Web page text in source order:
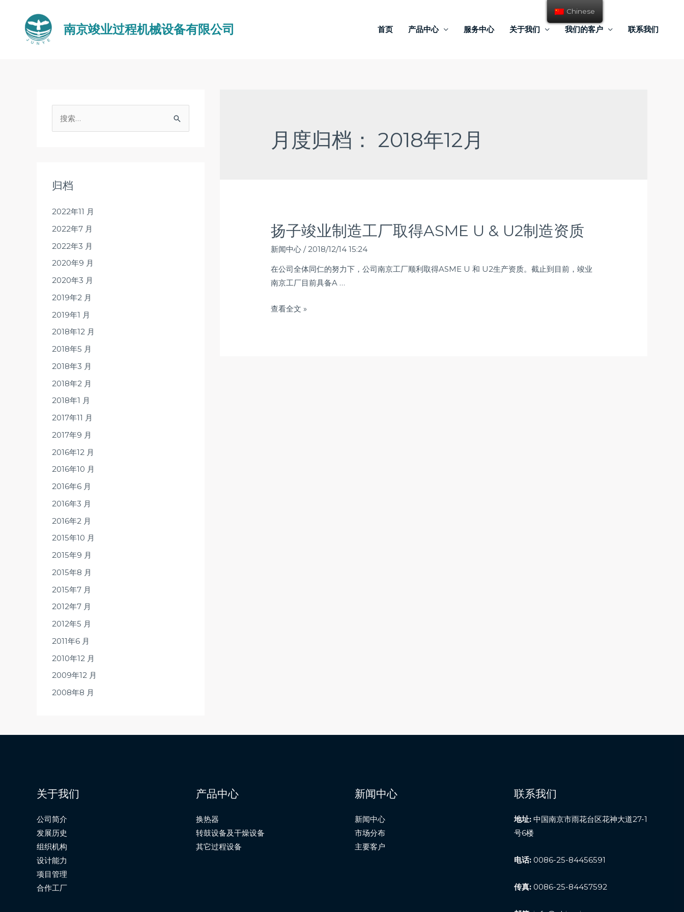
南京竣业过程机械设备有限公司 首页 产品中心 服务中心 关于我们 我们的客户 联系我们
归档
2022年11 月
2022年7 月
2022年3 月
2020年9 月
2020年3 月
2019年2 月
2019年1 月
2018年12 月
2018年5 月
2018年3 月
2018年2 月
2018年1 月
2017年11 月
2017年9 月
2016年12 月
2016年10 月
2016年6 月
2016年3 月
2016年2 月
2015年10 月
2015年9 月
2015年8 月
2015年7 月
2012年7 月
2012年5 月
2011年6 月
2010年12 月
2009年12 月
2008年8 月
月度归档： 2018年12月
扬子竣业制造工厂取得ASME U & U2制造资质
新闻中心 /2018/12/14 15:24
在公司全体同仁的努力下，公司南京工厂顺利取得ASME U 和 U2生产资质。截止到目前，竣业
南京工厂目前具备A …
查看全文 »
关于我们
公司简介
发展历史
组织机构
设计能力
项目管理
合作工厂
产品中心
换热器
转鼓设备及干燥设备
其它过程设备
新闻中心
新闻中心
市场分布
主要客户
联系我们
地址: 中国南京市雨花台区花神大道27-1
号6楼
电话: 0086-25-84456591
传真: 0086-25-84457592
Chinese